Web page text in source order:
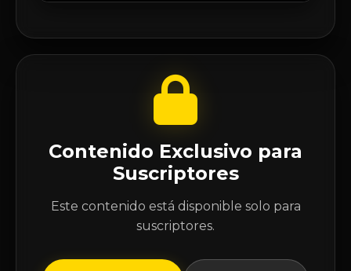
Contenido Exclusivo para
Suscriptores
Este contenido está disponible solo para
suscriptores.